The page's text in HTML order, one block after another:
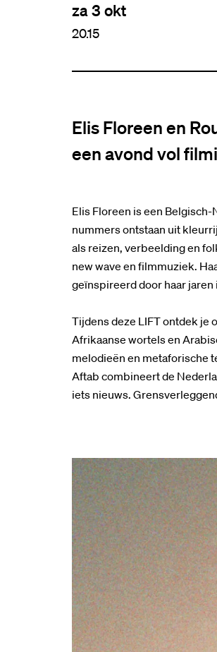
za 3 okt
20.15
Elis Floreen en
een avond vol
Elis Floreen is een
nummers ontstaan uit
als reizen, verbeelding en
new wave en filmmuziek.
geïnspireerd door haar
Tijdens deze LIFT ontdek je
Afrikaanse wortels en
melodieën en metaforische
Aftab combineert de
iets nieuws.